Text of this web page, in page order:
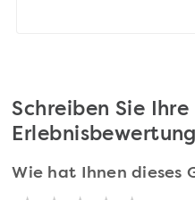
Schreiben Sie Ihre
Erlebnisbewertung
Wie hat Ihnen dieses